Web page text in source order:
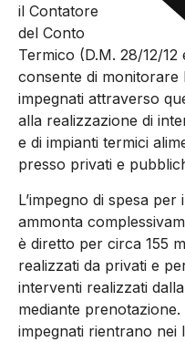
il Contatore
del Conto
Termico (D.M. 28/12/
consente di monitorare
impegnati attraverso
alla realizzazione di
e di impianti termici
presso privati e
L’impegno di spesa per
ammonta
è diretto per circa 155
realizzati da privati e
interventi realizzati
mediante
impegnati rientrano nei